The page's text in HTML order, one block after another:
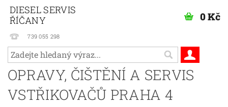
DIESEL SERVIS
ŘÍČANY
739 055 298
0 Kč
OPRAVY, ČIŠTĚNÍ A SERVIS
VSTŘIKOVAČŮ PRAHA 4